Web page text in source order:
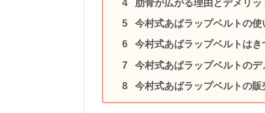
肋骨が広がる理由とデメリッ
今村式あばラップベルトの使
今村式あばラップベルトはき
今村式あばラップベルトのデ
今村式あばラップベルトの